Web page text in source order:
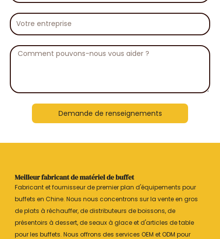
téléphone
Votre
entreprise
Message
Demande de renseignements
Meilleur fabricant de matériel de buffet
Fabricant et fournisseur de premier plan d'équipements pour
buffets en Chine. Nous nous concentrons sur la vente en gros
de plats à réchauffer, de distributeurs de boissons, de
présentoirs à dessert, de seaux à glace et d'articles de table
pour les buffets. Nous offrons des services OEM et ODM pour